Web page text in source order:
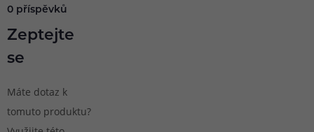
0 příspěvků
Zeptejte
se
Máte dotaz k
tomuto produktu?